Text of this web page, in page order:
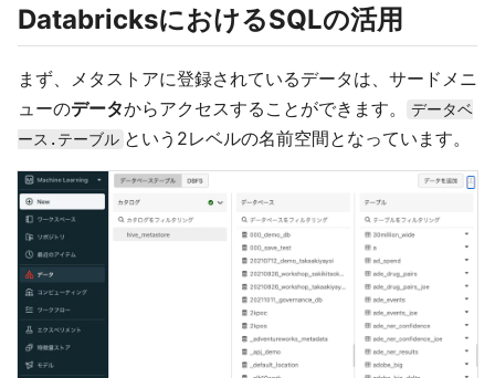
DatabricksにおけるSQLの活用
まず、メタストアに登録されているデータは、サードメニ
ューのデータからアクセスすることができます。
データベ
ース.テーブル という2レベルの名前空間となっています。